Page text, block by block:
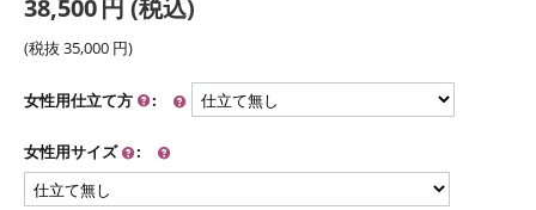
38,500円 (税込)
(税抜 35,000 円)
女性用仕立て方 :
女性用サイズ :